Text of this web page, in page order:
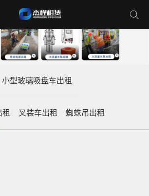
小型玻璃吸盘车出租
叉装车出租 蜘蛛吊出租